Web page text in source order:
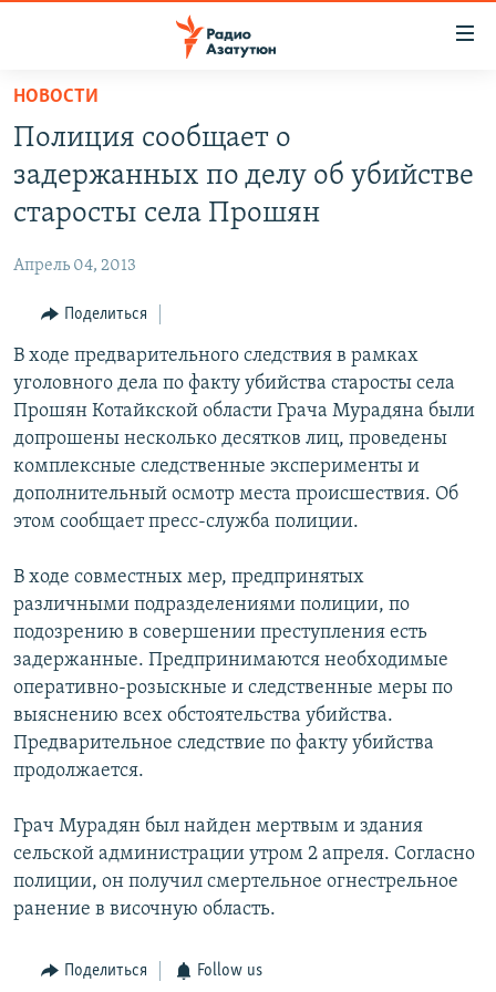
Перейти
основному
содержанию
Перейти
основной
навигации
Перейти
поиску
НОВОСТИ
ПОЛИТИКА
ЭКОНОМИКА
РЕГИОН
НАГОРНЫЙ КАРАБАХ
СПОРТ
АРХИВ
English
Русский
Все сайты Радио Азатутюн
НОВОСТИ
Полиция сообщает о
задержанных по делу об убийстве
старосты села Прошян
Апрель 04, 2013
Поделиться
В ходе предварительного следствия в рамках
уголовного дела по факту убийства старосты села
Прошян Котайкской области Грача Мурадяна были
допрошены несколько десятков лиц, проведены
комплексные следственные эксперименты и
дополнительный осмотр места происшествия. Об
этом сообщает пресс-служба полиции.
В ходе совместных мер, предпринятых
различными подразделениями полиции, по
подозрению в совершении преступления есть
задержанные. Предпринимаются необходимые
оперативно-розыскные и следственные меры по
выяснению всех обстоятельства убийства.
Предварительное следствие по факту убийства
продолжается.
Грач Мурадян был найден мертвым и здания
сельской администрации утром 2 апреля. Согласно
полиции, он получил смертельное огнестрельное
ранение в височную область.
Поделиться Follow us